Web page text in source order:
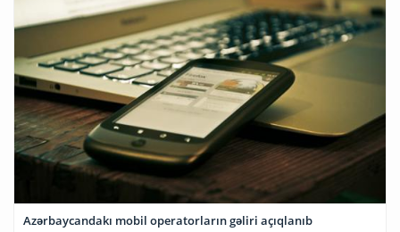
Azərbaycandakı mobil operatorların gəliri açıqlanıb